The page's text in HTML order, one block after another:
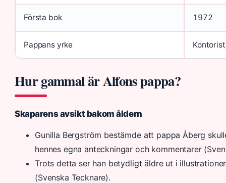
Första bok 1972
Pappans yrke
Hur gammal är Alfons pappa?
Skaparens avsikt bakom åldern
Gunilla Bergström bestämde att pappa Åberg
hennes egna anteckningar och kommentarer
Trots detta ser han betydligt äldre ut i
(Svenska Tecknare).